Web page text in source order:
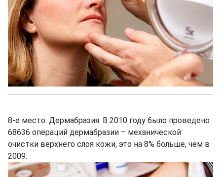
8-е место. Дермабразия. В 2010 году было проведено
68636 операций дермабразии – механической
очистки верхнего слоя кожи, это на 8% больше, чем в
2009.